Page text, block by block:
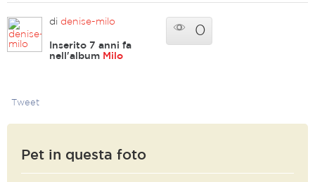
di denise-milo
Inserito 7 anni fa
nell'album Milo
0
Tweet
Pet in questa foto